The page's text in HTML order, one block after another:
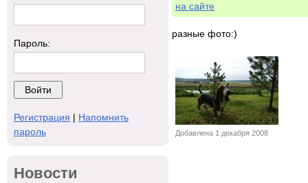
на сайте
разные фото:)
Добавлена 1 декабря 2008
Пароль:
Регистрация | Напомнить
пароль
Новости